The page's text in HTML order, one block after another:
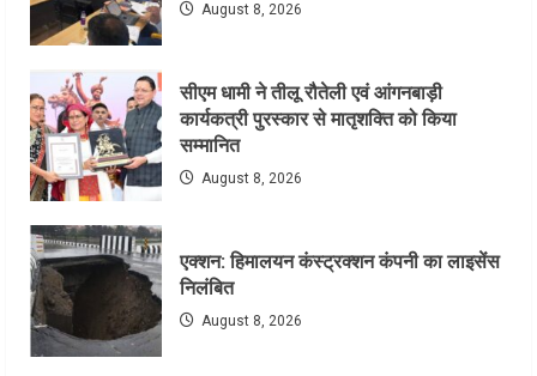
August 8, 2026
सीएम धामी ने तीलू रौतेली एवं आंगनबाड़ी
कार्यकत्री पुरस्कार से मातृशक्ति को किया
सम्मानित
August 8, 2026
एक्शन: हिमालयन कंस्ट्रक्शन कंपनी का लाइसेंस
निलंबित
August 8, 2026